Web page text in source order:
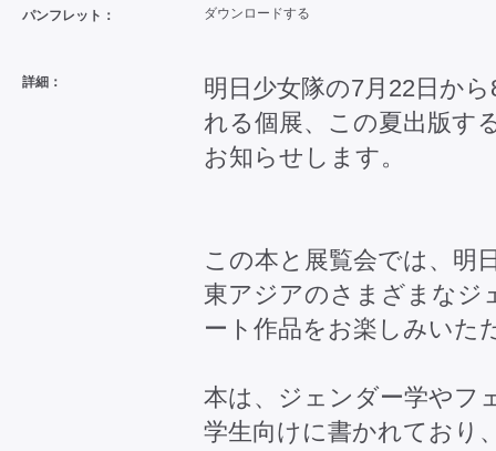
パンフレット： ダウンロードする
詳細：
明日少女隊の7月22日か
れる個展、この夏出版す
お知らせします。
この本と展覧会では、明
東アジアのさまざまなジ
ート作品をお楽しみいた
本は、ジェンダー学やフ
学生向けに書かれており